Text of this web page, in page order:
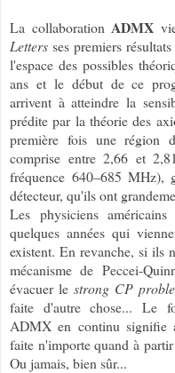
La collaboration ADMX
Letters ses premiers
l'espace des possibles
ans et le début de ce
arrivent à atteindre la
prédite par la théorie des
première fois une région
comprise entre 2,66 et
fréquence 640–685 MHz),
détecteur, qu'ils ont
Les physiciens
quelques années qui
existent. En revanche, si ils
mécanisme de Peccei-
évacuer lestrong CP
faite d'autre chose... Le
ADMX en continu signifie
faite n'importe quand à
Ou jamais, bien sûr...